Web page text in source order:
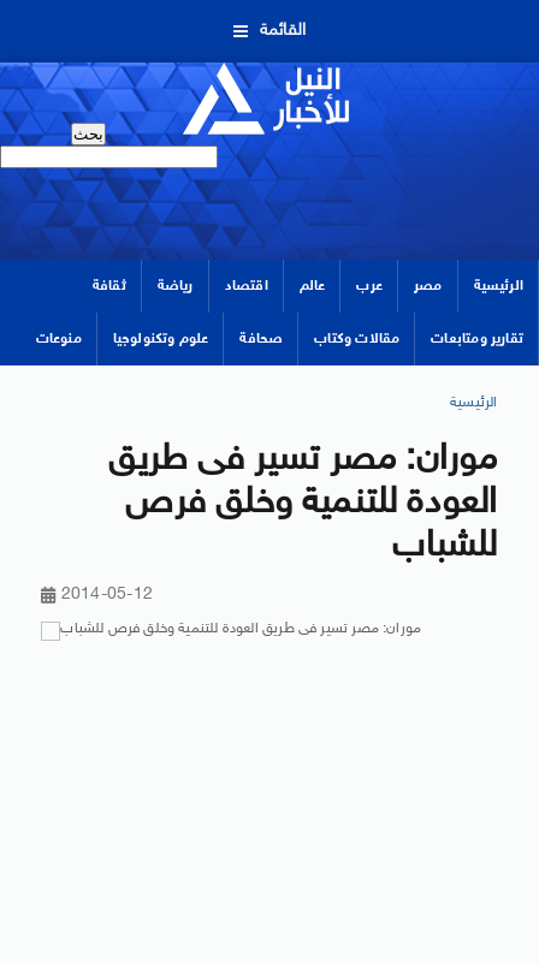
القائمة
الرئيسية مصر عرب عالم اقتصاد رياضة ثقافة
تقارير ومتابعات مقالات وكتاب صحافة علوم وتكنولوجيا منوعات
الرئيسية
موران: مصر تسير فى طريق
العودة للتنمية وخلق فرص
للشباب
2014-05-12